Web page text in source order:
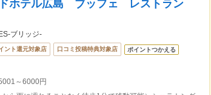
ドホテル広島 ブッフェ レストラン
ブリッジ-
ント還元対象店 口コミ投稿特典対象店 ポイントつかえる
～6000円